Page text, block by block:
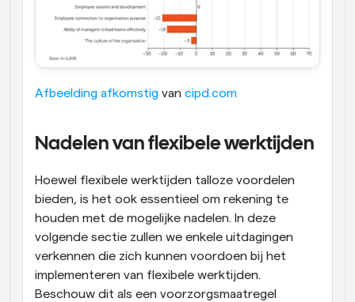
Afbeelding afkomstig van cipd.com
Nadelen van flexibele werktijden
Hoewel flexibele werktijden talloze voordelen
bieden, is het ook essentieel om rekening te
houden met de mogelijke nadelen. In deze
volgende sectie zullen we enkele uitdagingen
verkennen die zich kunnen voordoen bij het
implementeren van flexibele werktijden.
Beschouw dit als een voorzorgsmaatregel